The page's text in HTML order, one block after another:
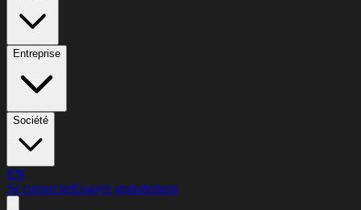
Entreprise
Société
EN
Se connecterEssayer gratuitement